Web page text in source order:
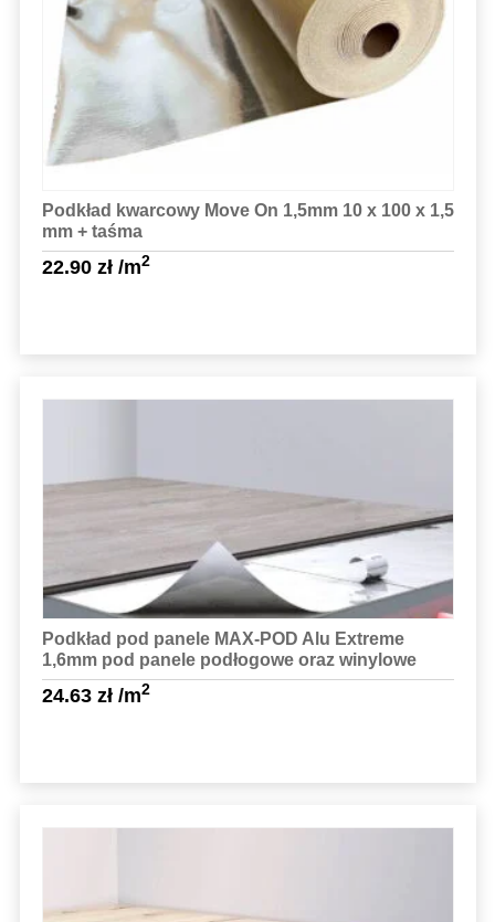
Sprawdź szczegóły
Podkład kwarcowy Move On 1,5mm 10 x 100 x 1,5
mm + taśma
22.90 zł/m2
Podkład pod panele MAX-POD Alu Extreme
1,6mm pod panele podłogowe oraz winylowe
24.63 zł/m2